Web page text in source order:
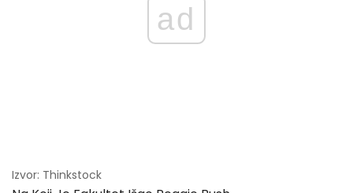
ad
Izvor: Thinkstock